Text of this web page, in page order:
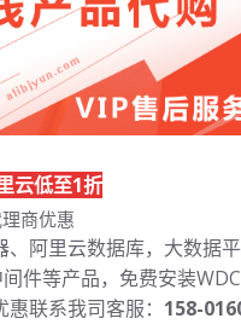
云低至1折
商优惠
、阿里云数据库，大数据
件等产品，免费安装
联系我司客服： 158-